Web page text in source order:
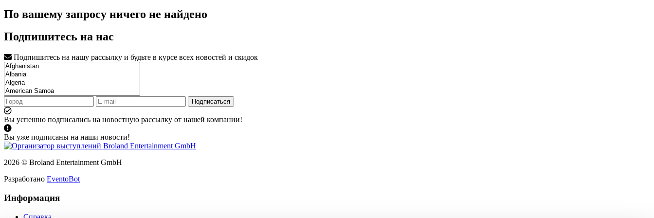
По вашему запросу ничего не найдено
Подпишитесь на нас
Подпишитесь на нашу рассылку и будьте в курсе всех новостей и скидок
Подписаться
Вы успешно подписались на новостную рассылку от нашей компании!
Вы уже подписаны на наши новости!
2026 © Broland Entertainment GmbH
Разработано EventoBot
Информация